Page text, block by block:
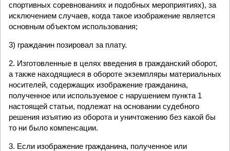
спортивных соревнованиях и подобных мероприятиях), за
исключением случаев, когда такое изображение является
основным объектом использования;
3) гражданин позировал за плату.
2. Изготовленные в целях введения в гражданский оборот,
а также находящиеся в обороте экземпляры материальных
носителей, содержащих изображение гражданина,
полученное или используемое с нарушением пункта 1
настоящей статьи, подлежат на основании судебного
решения изъятию из оборота и уничтожению без какой бы
то ни было компенсации.
3. Если изображение гражданина, полученное или